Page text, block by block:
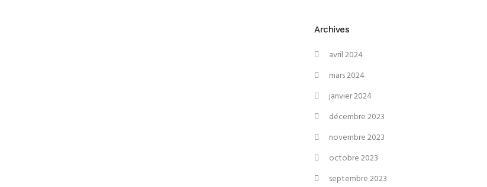
Archives
avril 2024
mars 2024
janvier 2024
décembre 2023
novembre 2023
octobre 2023
septembre 2023